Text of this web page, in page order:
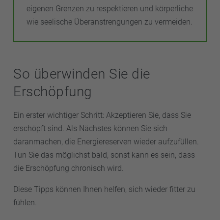
eigenen Grenzen zu respektieren und körperliche
wie seelische Überanstrengungen zu vermeiden.
So überwinden Sie die
Erschöpfung
Ein erster wichtiger Schritt: Akzeptieren Sie, dass Sie
erschöpft sind. Als Nächstes können Sie sich
daranmachen, die Energiereserven wieder aufzufüllen.
Tun Sie das möglichst bald, sonst kann es sein, dass
die Erschöpfung chronisch wird.
Diese Tipps können Ihnen helfen, sich wieder fitter zu
fühlen.